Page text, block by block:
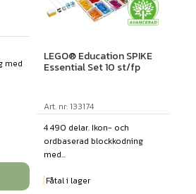
med
LEGO® Education SPIKE
Essential Set 10 st/fp
Art. nr: 133174
4 490 delar. Ikon- och
ordbaserad blockkodning
med...
Fåtal i lager